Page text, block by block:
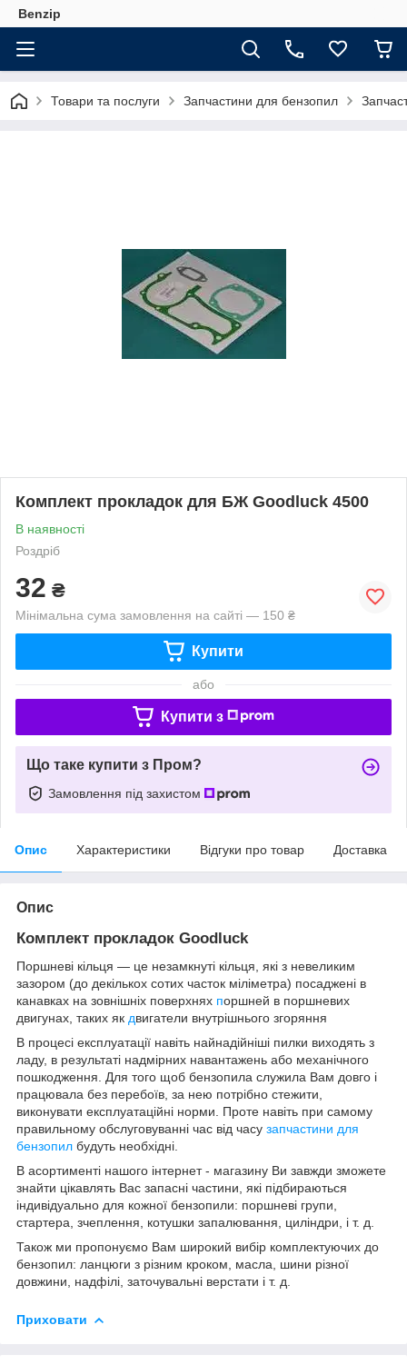
Benzip
Товари та послуги Запчастини для бензопил
Комплект прокладок для БЖ Goodluck 4500
В наявності
Роздріб
32 ₴
Мінімальна сума замовлення на сайті — 150 ₴
Купити
або
Купити з
Що таке купити з Пром?
Замовлення під захистом
Опис Характеристики Відгуки про товар Доставка
Опис
Комплект прокладок Goodluck
Поршневі кільця — це незамкнуті кільця, які з невеликим
зазором (до декількох сотих часток міліметра) посаджені в
канавках на зовнішніх поверхнях поршней в поршневих
двигунах, таких як двигатели внутрішнього згоряння
В процесі експлуатації навіть найнадійніші пилки виходять з
ладу, в результаті надмірних навантажень або механічного
пошкодження. Для того щоб бензопила служила Вам довго і
працювала без перебоїв, за нею потрібно стежити,
виконувати експлуатаційні норми. Проте навіть при самому
правильному обслуговуванні час від часу запчастини для
бензопил будуть необхідні.
В асортименті нашого інтернет - магазину Ви завжди зможете
знайти цікавлять Вас запасні частини, які підбираються
індивідуально для кожної бензопили: поршневі групи,
стартера, зчеплення, котушки запалювання, циліндри, і т. д.
Також ми пропонуємо Вам широкий вибір комплектуючих до
бензопил: ланцюги з різним кроком, масла, шини різної
довжини, надфілі, заточувальні верстати і т. д.
Приховати